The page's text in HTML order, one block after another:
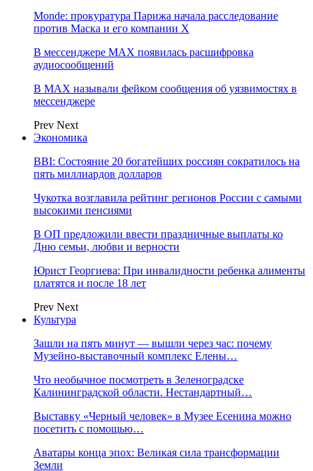
Monde: прокуратура Парижа начала расследование
против Маска и его компании X
В мессенджере MAX появилась расшифровка
аудиосообщений
В МAX называли фейком сообщения об уязвимостях в
мессенджере
Prev Next
Экономика
BBI: Состояние 20 богатейших россиян сократилось на
пять миллиардов долларов
Чукотка возглавила рейтинг регионов России с самыми
высокими пенсиями
В ОП предложили ввести праздничные выплаты ко
Дню семьи, любви и верности
Юрист Георгиева: При инвалидности ребенка алименты
платятся и после 18 лет
Prev Next
Культура
Зашли на пять минут — вышли через час: почему
Музейно-выставочный комплекс Елены…
Что необычное посмотреть в Зеленоградске
Калининградской области. Нестандартный…
Выставку «Черный человек» в Музее Есенина можно
посетить с помощью…
Аватары конца эпох: Великая сила трансформации
Земли